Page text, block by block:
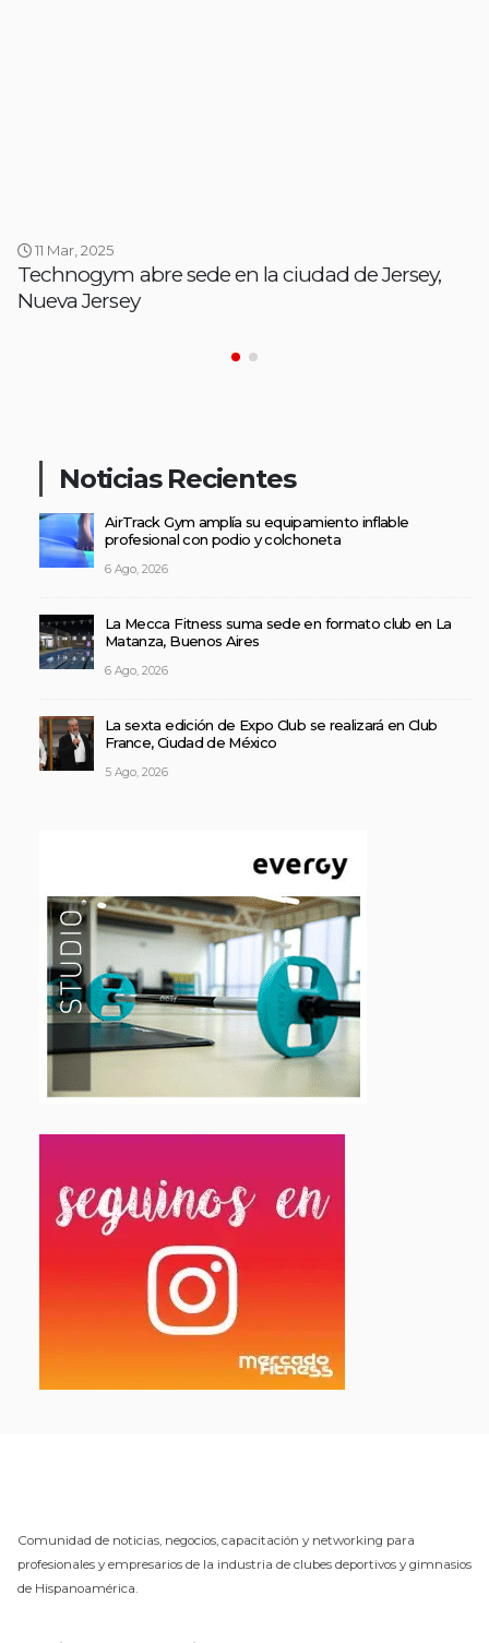
11 Mar, 2025
Technogym abre sede en la ciudad de Jersey,
Nueva Jersey
Noticias Recientes
AirTrack Gym amplía su equipamiento inflable
profesional con podio y colchoneta
6 Ago, 2026
La Mecca Fitness suma sede en formato club en La
Matanza, Buenos Aires
6 Ago, 2026
La sexta edición de Expo Club se realizará en Club
France, Ciudad de México
5 Ago, 2026
Comunidad de noticias, negocios, capacitación y networking para
profesionales y empresarios de la industria de clubes deportivos y gimnasios
de Hispanoamérica.